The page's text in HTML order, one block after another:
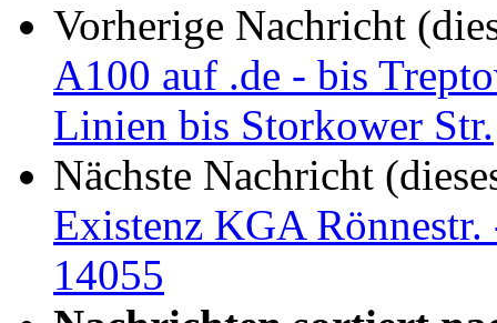
Vorherige Nachricht
A100 auf .de - bis
Linien bis Storkower Str.
Nächste Nachricht
Existenz KGA
14055